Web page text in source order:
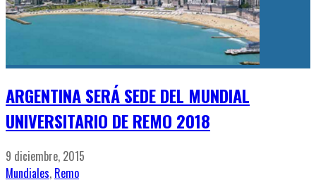
ARGENTINA SERÁ SEDE DEL MUNDIAL
UNIVERSITARIO DE REMO 2018
9 diciembre, 2015
Mundiales, Remo